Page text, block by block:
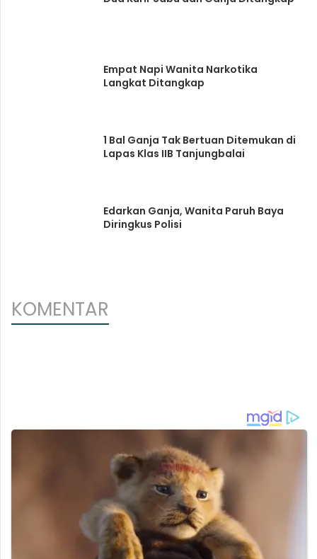
Empat Napi Wanita Narkotika
Langkat Ditangkap
1 Bal Ganja Tak Bertuan Ditemukan di
Lapas Klas IIB Tanjungbalai
Edarkan Ganja, Wanita Paruh Baya
Diringkus Polisi
KOMENTAR